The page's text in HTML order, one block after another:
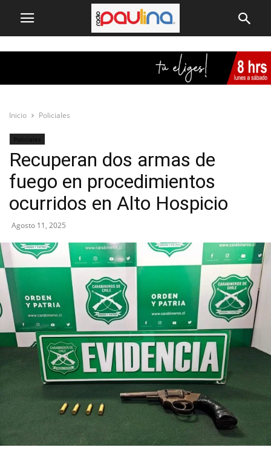
Inicio Policiales
Policiales
Recuperan dos armas de
fuego en procedimientos
ocurridos en Alto Hospicio
Agosto 11, 2025